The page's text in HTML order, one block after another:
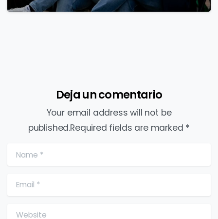
Deja un comentario
Your email address will not be
published.Required fields are marked *
Name*
Email*
Website